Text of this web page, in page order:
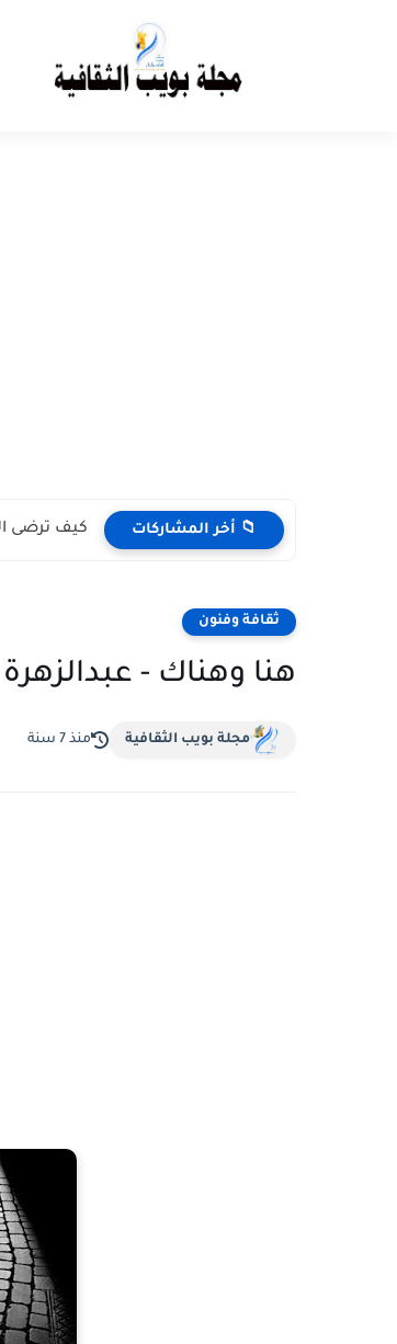
📁 أخر المشاركات كيف ترضى
ثقافة وفنون
هنا وهناك - عبدالزهرة
مجلة بويب الثقافية منذ 7 سنة